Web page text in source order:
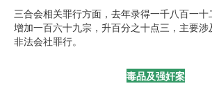
三合会相关罪行方面，去年录得一千八百一
增加一百六十九宗，升百分之十点三，主要
非法会社罪行。
毒品及强奸案